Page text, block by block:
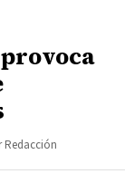
Redacción